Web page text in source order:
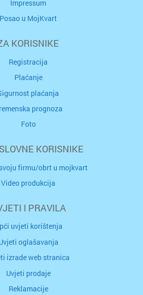
Impressum
Posao u MojKvart
KORISNIKE
Registracija
Plaćanje
plaćanja
prognoza
Foto
KORISNIKE
firmu/obrt u mojkvart
Video produkcija
I PRAVILA
uvjeti korištenja
oglašavanja
izrade web stranica
Uvjeti prodaje
Reklamacije